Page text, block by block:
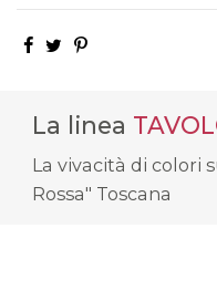
La linea
La vivacità di colori
Rossa" Toscana